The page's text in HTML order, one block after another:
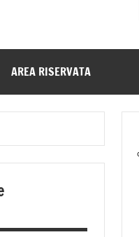
AREA RISERVATA